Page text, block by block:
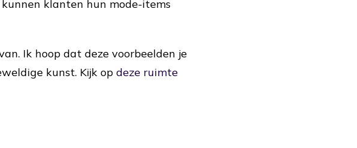
klanten hun mode-items
Ik hoop dat deze voorbeelden je
kunst. Kijk op deze ruimte